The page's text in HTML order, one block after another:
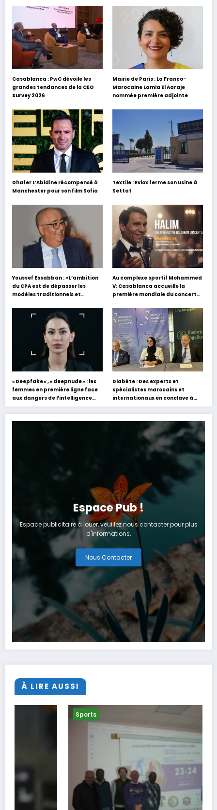
Casablanca : PwC dévoile les
grandes tendances de la CEO
Survey 2026
Mairie de Paris : La Franco-
Marocaine Lamia El Aaraje
nommée première adjointe
Dhafer L’Abidine récompensé à
Manchester pour son film Sofia
Textile : Evlox ferme son usine à
Settat
Youssef Essabban : « L’ambition
du CPA est de dépasser les
modèles traditionnels et
s’appuyant sur le partage des
expériences »
Au complexe sportif Mohammed
V: Casablanca accueille la
première mondiale du concert
Hafez
« Deepfake » , « deepnude » : les
femmes en première ligne face
aux dangers de l’intelligence
artificielle
Diabète : Des experts et
spécialistes marocains et
internationaux en conclave à
Tanger
Espace Pub !
Espace publicitaire à louer, veuillez nous contacter pour plus
d'informations.
Nous Contacter
À LIRE AUSSI